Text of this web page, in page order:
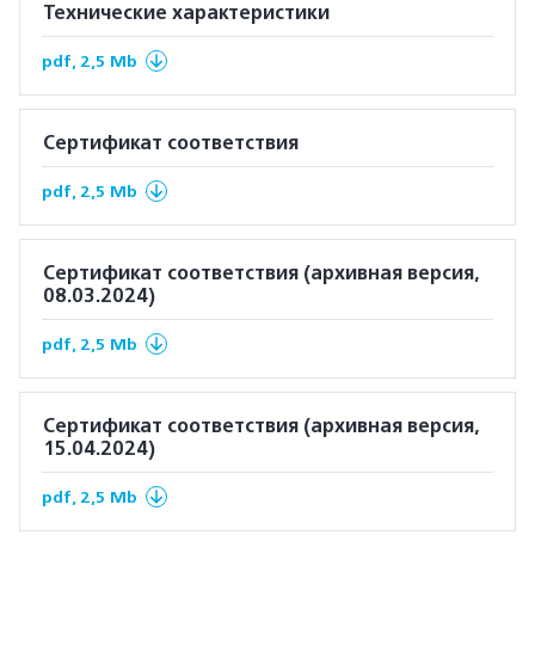
Технические характеристики
pdf, 2,5 Mb
Сертификат соответствия
pdf, 2,5 Mb
Сертификат соответствия (архивная версия,
08.03.2024)
pdf, 2,5 Mb
Сертификат соответствия (архивная версия,
15.04.2024)
pdf, 2,5 Mb